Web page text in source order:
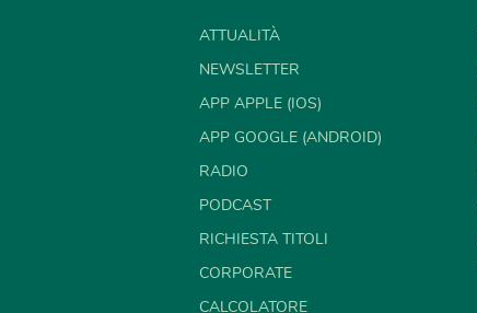
ATTUALITÀ
NEWSLETTER
APP APPLE (IOS)
APP GOOGLE (ANDROID)
RADIO
PODCAST
RICHIESTA TITOLI
CORPORATE
CALCOLATORE